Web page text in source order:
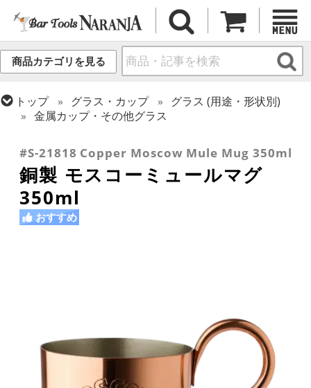
商品カテゴリを見る
トップ グラス・カップ
グラス (用途・形状別)
金属カップ・その他グラス
その他ブランド
#S-21818 Copper Moscow Mule Mug 350ml
銅製 モスコーミュールマグ
350ml
おすすめ